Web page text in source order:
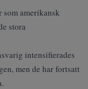
som amerikansk
stora
intensifierades
men de har fortsatt